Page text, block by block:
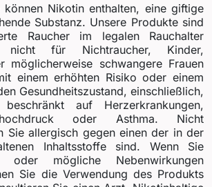
können Nikotin enthalten, eine giftige
Substanz. Unsere Produkte sind
Raucher im legalen Rauchalter
nicht für Nichtraucher, Kinder,
möglicherweise schwangere Frauen
einem erhöhten Risiko oder einem
Gesundheitszustand, einschließlich,
auf Herzerkrankungen,
oder Asthma. Nicht
Sie allergisch gegen einen der in der
Inhaltsstoffe sind. Wenn Sie
oder mögliche Nebenwirkungen
Sie die Verwendung des Produkts